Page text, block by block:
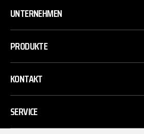
UNTERNEHMEN
PRODUKTE
KONTAKT
SERVICE